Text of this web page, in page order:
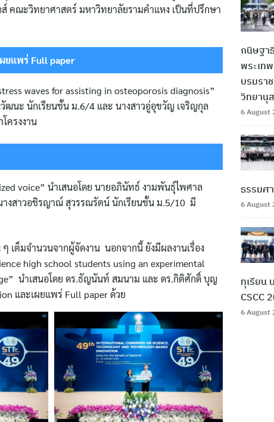
คณะวิทยาศาสตร์ มหาวิทยาลัยรามคำแหง เป็นที่ปรึกษา
ยแพร่ Full paper
waves for assisting in osteoporosis diagnosis”
นะ นักเรียนชั้น ม.6/4 และ นางสาวอู่อุขวัญ เจริญกุล
ครงงาน
voice” นำเสนอโดย นายอภินัทธ์ งามพันธ์ุไพศาล
งสาวอชิรญาณ์ สุวรรณรัตน์ นักเรียนชั้น ม.5/10 มี
เต็มจำนวนจากผู้จัดงาน นอกจากนี้ ยังมีผลงานเรื่อง
high school students using an experimental
นำเสนอโดย ดร.ธัญนันท์ สมนาม และ ดร.กิติศักดิ์ บุญ
และเผยแพร่ Full paper ด้วย
กนิษฐา
พระเท
บรมรา
วิทยานุ
6 August
ธรรมศ
6 August
ทุเรียน
CSCC
6 August